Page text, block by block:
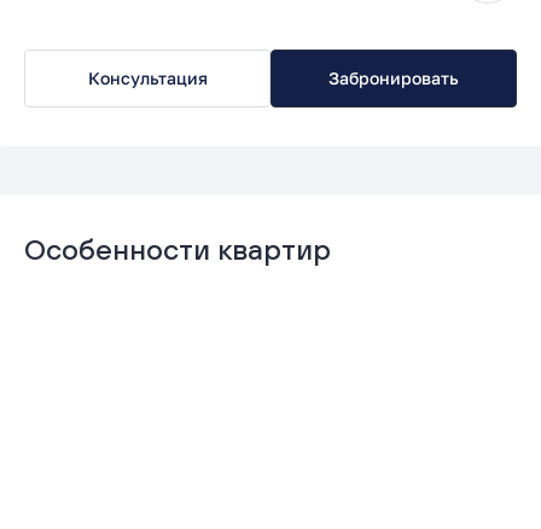
Консультация Забронировать
Особенности квартир